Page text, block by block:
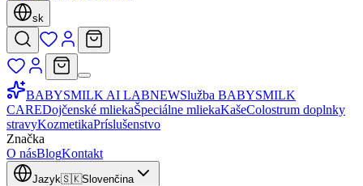
sk
BABYSMILK AI LABNEWSlužba BABYSMILK
CAREDojčenské mliekaŠpeciálne mliekaKašeColostrum doplnky
stravyKozmetikaPríslušenstvo
Značka
O násBlogKontakt
Jazyk🇸🇰Slovenčina